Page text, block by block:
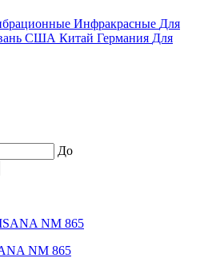
Инфракрасные Для
США Китай Германия Для
До
NM 865